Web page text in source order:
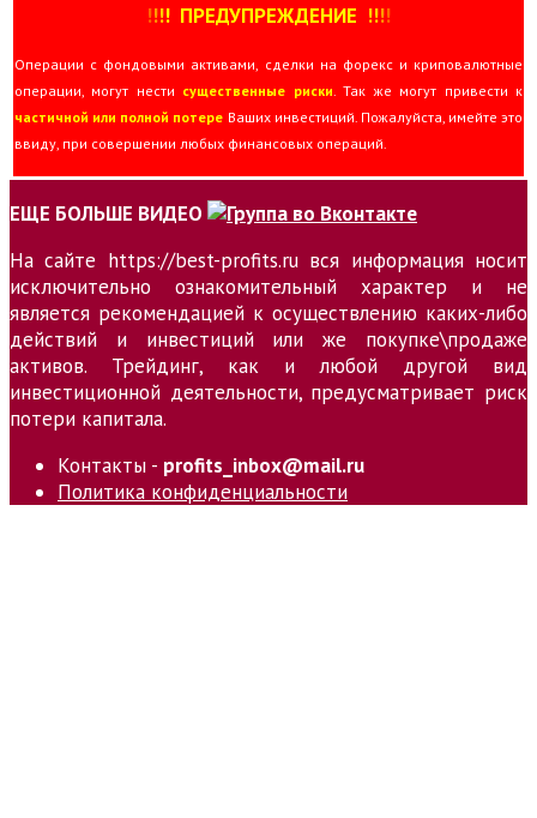
!!!! ПРЕДУПРЕЖДЕНИЕ !!!!
Операции с фондовыми активами, сделки на форекс и криповалютные
операции, могут нести существенные риски . Так же могут привести к
частичной или полной потере Ваших инвестиций. Пожалуйста, имейте это
ввиду, при совершении любых финансовых операций.
ЕЩЕ БОЛЬШЕ ВИДЕО
На сайте https://best-profits.ru вся информация носит
исключительно ознакомительный характер и не
является рекомендацией к осуществлению каких-либо
действий и инвестиций или же покупке\продаже
активов. Трейдинг, как и любой другой вид
инвестиционной деятельности, предусматривает риск
потери капитала.
Контакты - profits_inbox@mail.ru
Политика конфиденциальности